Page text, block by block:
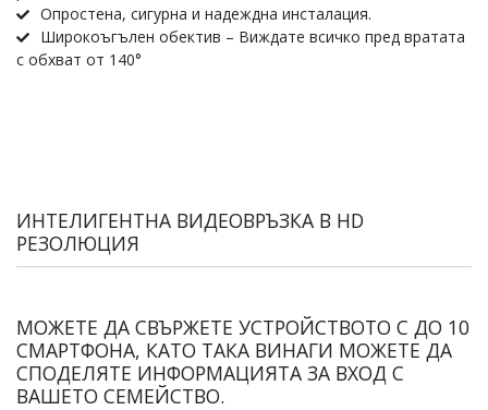
Опростена, сигурна и надеждна инсталация.
Широкоъгълен обектив – Виждате всичко пред вратата
с обхват от 140°
ИНТЕЛИГЕНТНА ВИДЕОВРЪЗКА В HD
РЕЗОЛЮЦИЯ
МОЖЕТЕ ДА СВЪРЖЕТЕ УСТРОЙСТВОТО С ДО 10
СМАРТФОНА, КАТО ТАКА ВИНАГИ МОЖЕТЕ ДА
СПОДЕЛЯТЕ ИНФОРМАЦИЯТА ЗА ВХОД С
ВАШЕТО СЕМЕЙСТВО.